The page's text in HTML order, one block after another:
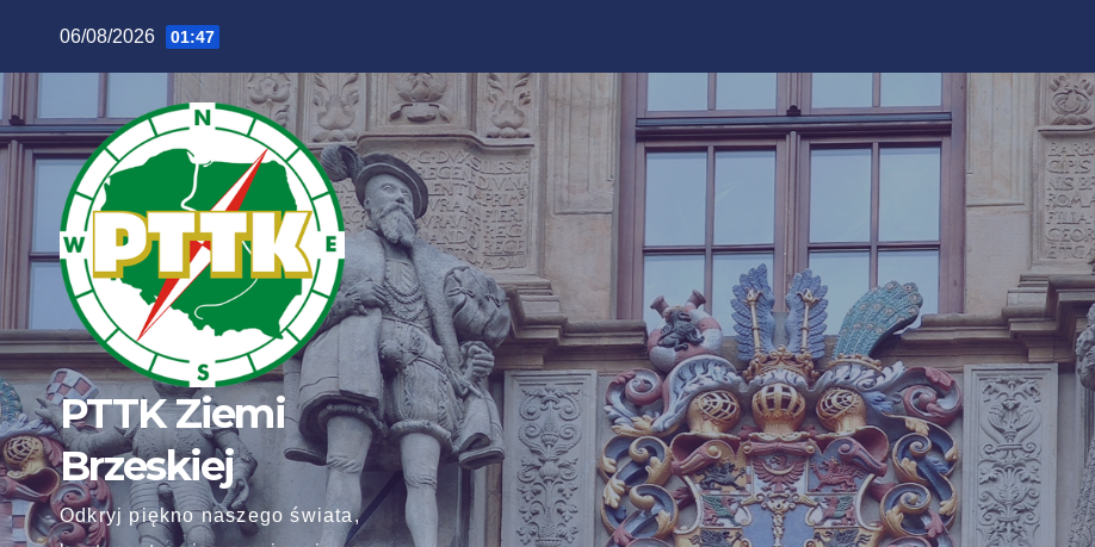
06/08/2026 01:47
PTTK Ziemi
Brzeskiej
Odkryj piękno naszego świata,